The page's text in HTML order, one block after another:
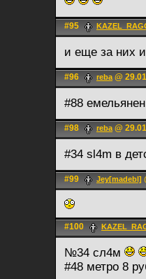
#95
и еще за них
#96 reba@
#88
#98 reba@
#34 sl4m в
#99 Jey[madebl]
#100
№34 сл4м
#48 метро 8